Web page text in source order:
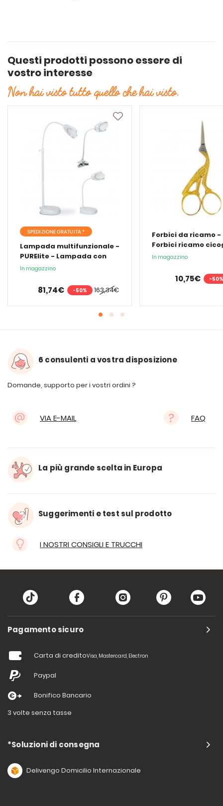
Questi prodotti possono essere di
vostro interesse
Non hai visto tutto quello che hai visto.
SPEDIZIONE GRATUITA *
Lampada multifunzionale -
PURElite - Lampada con
lente d'ingrandimento
In magazzino
163,34€
81,74€ -50%
Forbici da ricamo -
Forbici ricamo
In magazzino
10,75€ -50%
6 consulenti a vostra disposizione
Domande, supporto per i vostri ordini ?
VIA E-MAIL FAQ
La più grande scelta in Europa
Suggerimenti e test sul prodotto
I NOSTRI CONSIGLI E TRUCCHI
Pagamento sicuro
Carta di creditoVisa, Mastercard, Electron
Paypal
Bonifico Bancario
3 volte senza tasse
*Soluzioni di consegna
Delivengo Domicilio Internazionale